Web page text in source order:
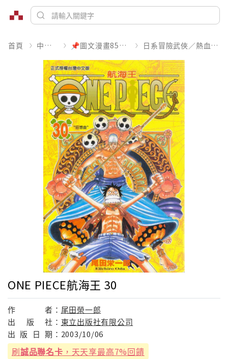
首頁 中文書 📌圖文漫畫85折起 日系冒險武俠／熱血運動
ONE PIECE航海王 30
作 者： 尾田榮一郎
出
版 社： 東立出版社有限公司
出 版 日 期： 2003/10/06
刷誠品聯名卡 ，天天享最高7%回饋